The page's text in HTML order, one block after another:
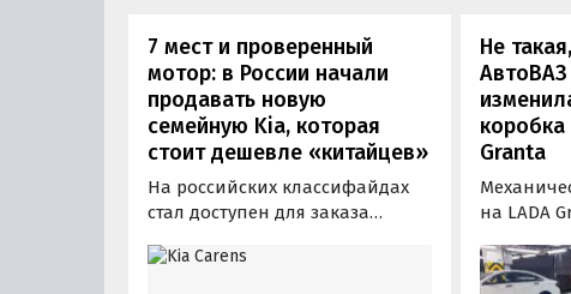
7 мест и проверенный
мотор: в России начали
продавать новую
семейную Kia, которая
стоит дешевле «китайцев»
На российских классифайдах
стал доступен для заказа
компактвэн Kia Carens, который
Не
АвтоВАЗ
коробка
Granta
на LADA